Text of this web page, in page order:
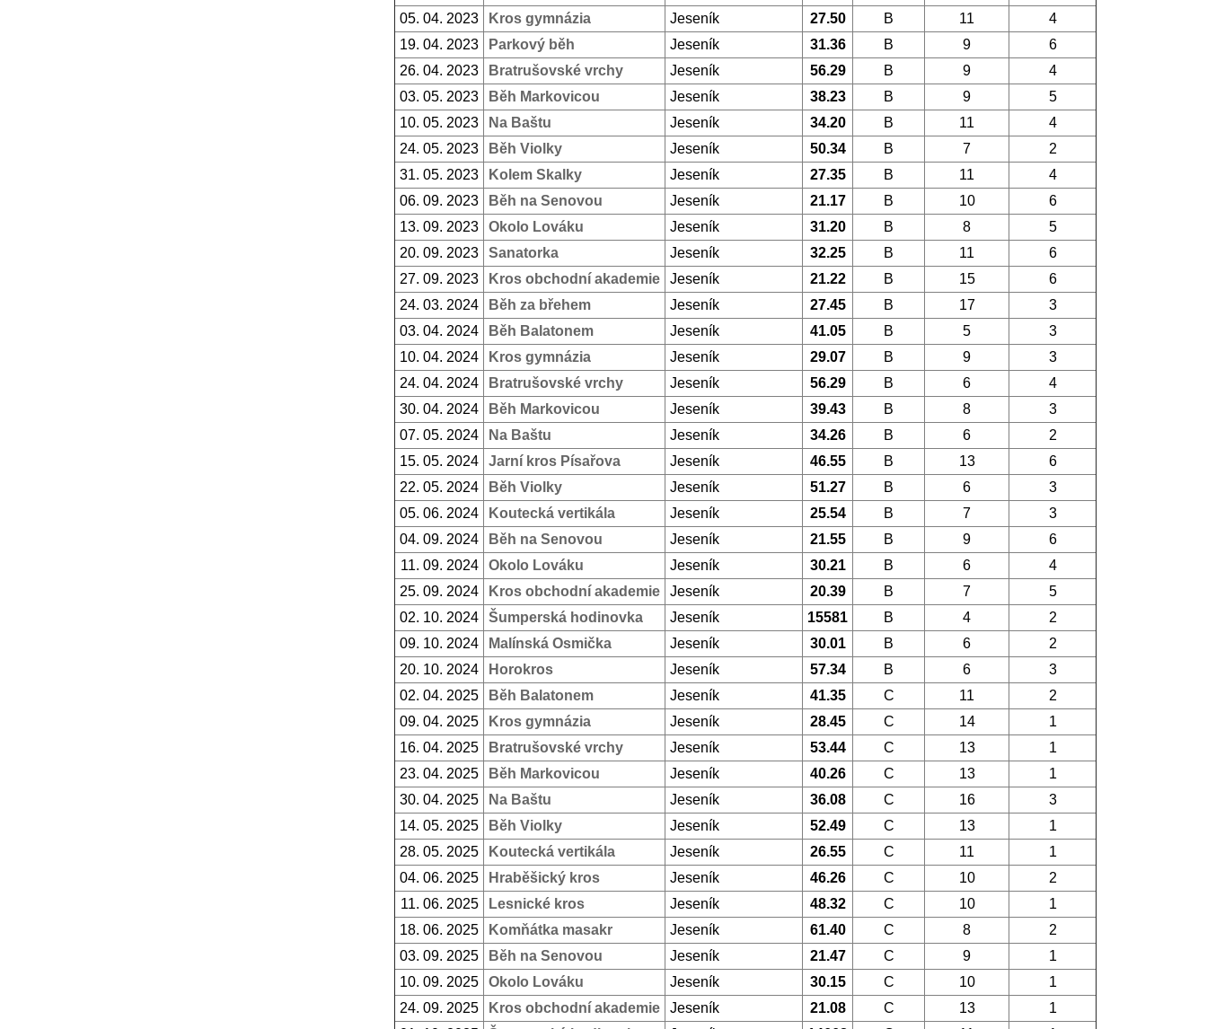
05. 04. 2023
Kros gymnázia Jeseník 27.50 B 11
4
19. 04. 2023
Parkový běh Jeseník 31.36 B 9
6
26. 04. 2023
Bratrušovské vrchy Jeseník 56.29 B 9
4
03. 05. 2023
Běh Markovicou Jeseník 38.23 B 9
5
10. 05. 2023
Na Baštu Jeseník 34.20 B 11
4
24. 05. 2023
Běh Violky Jeseník 50.34 B 7
2
31. 05. 2023
Kolem Skalky Jeseník 27.35 B 11
4
06. 09. 2023
Běh na Senovou Jeseník 21.17 B 10
6
13. 09. 2023
Okolo Lováku Jeseník 31.20 B 8
5
20. 09. 2023
Sanatorka Jeseník 32.25 B 11
6
27. 09. 2023
Kros obchodní akademie Jeseník 21.22 B 15
6
24. 03. 2024
Běh za břehem Jeseník 27.45 B 17
3
03. 04. 2024
Běh Balatonem Jeseník 41.05 B 5
3
10. 04. 2024
Kros gymnázia Jeseník 29.07 B 9
3
24. 04. 2024
Bratrušovské vrchy Jeseník 56.29 B 6
4
30. 04. 2024
Běh Markovicou Jeseník 39.43 B 8
3
07. 05. 2024
Na Baštu Jeseník 34.26 B 6
2
15. 05. 2024
Jarní kros Písařova Jeseník 46.55 B 13
6
22. 05. 2024
Běh Violky Jeseník 51.27 B 6
3
05. 06. 2024
Koutecká vertikála Jeseník 25.54 B 7
3
04. 09. 2024
Běh na Senovou Jeseník 21.55 B 9
6
11. 09. 2024
Okolo Lováku Jeseník 30.21 B 6
4
25. 09. 2024
Kros obchodní akademie Jeseník 20.39 B 7
5
02. 10. 2024
Šumperská hodinovka Jeseník 15581 B 4
2
09. 10. 2024
Malínská Osmička Jeseník 30.01 B 6
2
20. 10. 2024
Horokros Jeseník 57.34 B 6
3
02. 04. 2025
Běh Balatonem Jeseník 41.35 C 11
2
09. 04. 2025
Kros gymnázia Jeseník 28.45 C 14
1
16. 04. 2025
Bratrušovské vrchy Jeseník 53.44 C 13
1
23. 04. 2025
Běh Markovicou Jeseník 40.26 C 13
1
30. 04. 2025
Na Baštu Jeseník 36.08 C 16
3
14. 05. 2025
Běh Violky Jeseník 52.49 C 13
1
28. 05. 2025
Koutecká vertikála Jeseník 26.55 C 11
1
04. 06. 2025
Hraběšický kros Jeseník 46.26 C 10
2
11. 06. 2025
Lesnické kros Jeseník 48.32 C 10
1
18. 06. 2025
Komňátka masakr Jeseník 61.40 C 8
2
03. 09. 2025
Běh na Senovou Jeseník 21.47 C 9
1
10. 09. 2025
Okolo Lováku Jeseník 30.15 C 10
1
24. 09. 2025
Kros obchodní akademie Jeseník 21.08 C 13
1